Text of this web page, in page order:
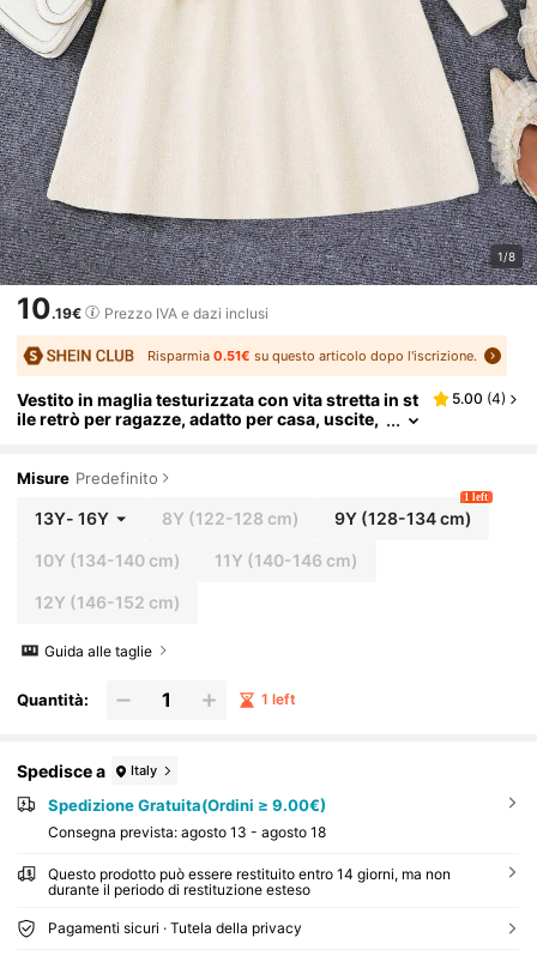
1/8
10.19€ Prezzo IVA e dazi inclusi
Risparmia0.51€ su questo articolo dopo l'iscrizione.
Vestito in maglia testurizzata con vita stretta in st
ile retrò per ragazze, adatto per casa, uscite,
5.00 (4)
Misure Predefinito
13Y- 16Y 8Y (122-128 cm) 9Y (128-134 cm)
1 left
10Y (134-140 cm) 11Y (140-146 cm)
12Y (146-152 cm)
Guida alle taglie
Quantità: 1 left
Spedisce a Italy
Spedizione Gratuita(Ordini ≥ 9.00€)
Consegna prevista: agosto 13 - agosto 18
Questo prodotto può essere restituito entro 14 giorni, ma non
durante il periodo di restituzione esteso
Pagamenti sicuri · Tutela della privacy